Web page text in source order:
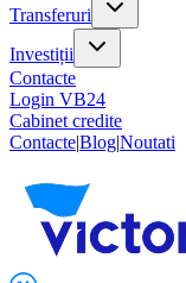
Transferuri
Investiții
Contacte
Login VB24
Cabinet credite
Contacte|Blog|Noutati